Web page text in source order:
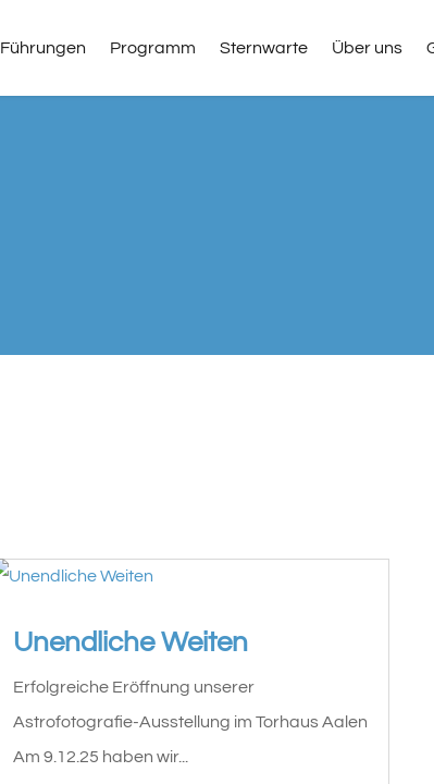
Führungen Programm Sternwarte Über uns
Unendliche Weiten
Erfolgreiche Eröffnung unserer
Astrofotografie-Ausstellung im Torhaus Aalen
Am 9.12.25 haben wir...